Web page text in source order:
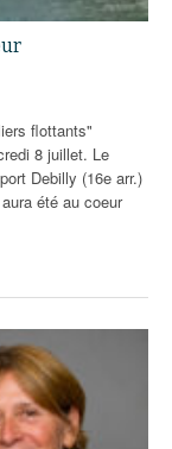
flottants"
8 juillet. Le
Debilly (16e arr.)
été au coeur